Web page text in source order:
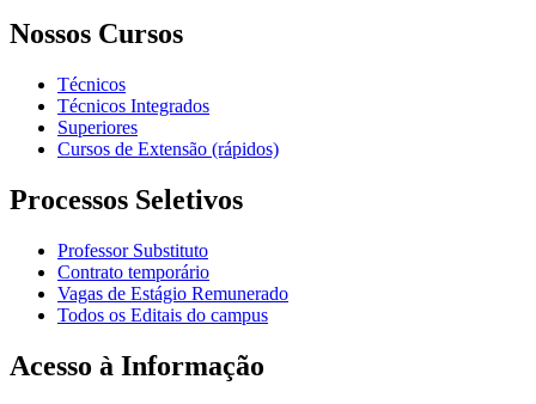
Nossos Cursos
Técnicos
Técnicos Integrados
Superiores
Cursos de Extensão (rápidos)
Processos Seletivos
Professor Substituto
Contrato temporário
Vagas de Estágio Remunerado
Todos os Editais do campus
Acesso à Informação